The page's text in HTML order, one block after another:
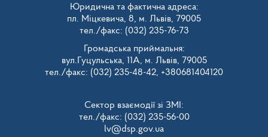
Юридична та фактична адреса:
пл. Міцкевича, 8, м. Львів, 79005
тел./факс: (032) 235-76-73
Громадська приймальня:
вул.Гуцульська, 11А, м. Львів, 79005
тел./факс: (032) 235-48-42, +380681404120
Сектор взаємодії зі ЗМІ:
тел./факс: (032) 235-56-00
lv@dsp.gov.ua